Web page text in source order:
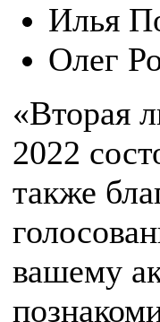
Илья
Олег
«Вторая
2022
также
вашему